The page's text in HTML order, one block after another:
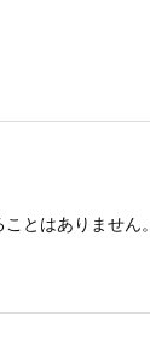
とはありません。